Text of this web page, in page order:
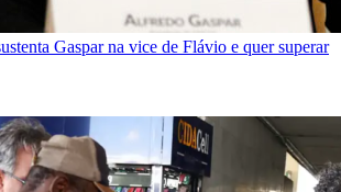
Gaspar na vice de Flávio e quer superar